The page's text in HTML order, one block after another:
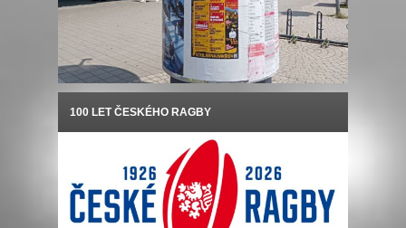
100 LET ČESKÉHO RAGBY